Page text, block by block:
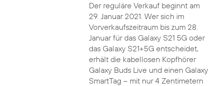
Der reguläre Verkauf beginnt am
29. Januar 2021. Wer sich im
Vorverkaufszeitraum bis zum 28.
Januar für das Galaxy S21 5G oder
das Galaxy S21+5G entscheidet,
erhält die kabellosen Kopfhörer
Galaxy Buds Live und einen Galaxy
SmartTag – mit nur 4 Zentimetern